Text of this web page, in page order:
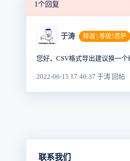
1个回复
于涛 释迦 | 等级5菩萨
您好，CSV格式导出建议换一
2022-06-15 17:40:37 于涛 回帖
联系我们